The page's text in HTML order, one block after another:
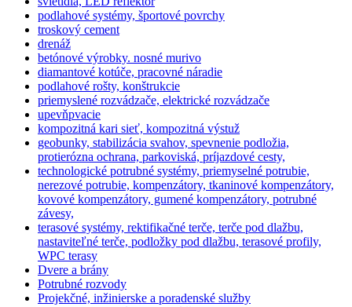
podlahové systémy, športové povrchy
troskový cement
drenáž
betónové výrobky. nosné murivo
diamantové kotúče, pracovné náradie
podlahové rošty, konštrukcie
priemyslené rozvádzače, elektrické rozvádzače
upevňpvacie
kompozitná kari sieť, kompozitná výstuž
geobunky, stabilizácia svahov, spevnenie podložia,
protierózna ochrana, parkoviská, príjazdové cesty,
technologické potrubné systémy, priemyselné potrubie,
nerezové potrubie, kompenzátory, tkaninové kompenzátory,
kovové kompenzátory, gumené kompenzátory, potrubné
závesy,
terasové systémy, rektifikačné terče, terče pod dlažbu,
nastaviteľné terče, podložky pod dlažbu, terasové profily,
WPC terasy
Dvere a brány
Potrubné rozvody
Projekčné, inžinierske a poradenské služby